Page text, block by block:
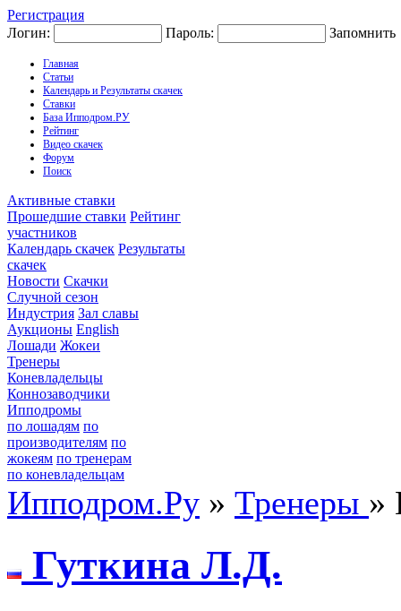
Регистрация
Логин:
Пароль: Запомнить
Главная
Статьи
Календарь и Результаты скачек
Ставки
База Ипподром.РУ
Рейтинг
Видео скачек
Форум
Поиск
Активные ставки
Прошедшие ставки Рейтинг
участников
Календарь скачек Результаты
скачек
Новости Скачки
Случной сезон
Индустрия Зал славы
Аукционы English
Лошади Жокеи
Тренеры
Коневладельцы
Коннозаводчики
Ипподромы
по лошадям по
производителям по
жокеям по тренерам
по коневладельцам
Ипподром.Ру » Тренеры »
Гуткинa Л.Д.